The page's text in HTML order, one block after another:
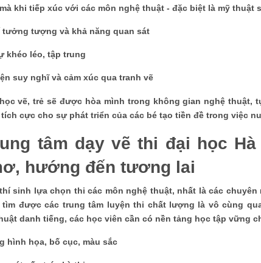
khi tiếp xúc với các môn nghệ thuật - đặc biệt là mỹ thuật
tưởng tượng và khả năng quan sát
khéo léo, tập trung
suy nghĩ và cảm xúc qua tranh vẽ
vẽ, trẻ sẽ được hòa mình trong không gian nghệ thuật,
cực cho sự phát triển của các bé tạo tiền đề trong việc
tâm dạy vẽ thi đại học
hướng đến tương lai
sinh lựa chọn thi các môn nghệ thuật, nhất là các chuyên
tìm được các trung tâm luyện thi chất lượng là vô cùng
danh tiếng, các học viên cần có nền tảng học tập vững
hình họa, bố cục, màu sắc